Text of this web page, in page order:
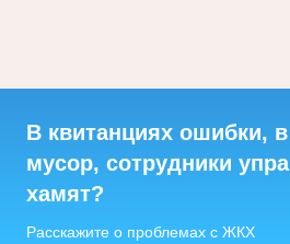
В квитанциях ошибки,
мусор, сотрудники
хамят?
Расскажите о проблемах с ЖКХ